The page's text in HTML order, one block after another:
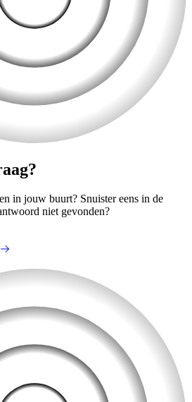
in jouw buurt? Snuister eens in de
niet gevonden?